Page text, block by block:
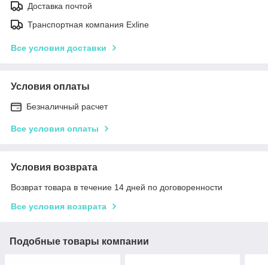
Доставка почтой
Транспортная компания Exline
Все условия доставки
Условия оплаты
Безналичный расчет
Все условия оплаты
Условия возврата
Возврат товара в течение 14 дней по договоренности
Все условия возврата
Подобные товары компании